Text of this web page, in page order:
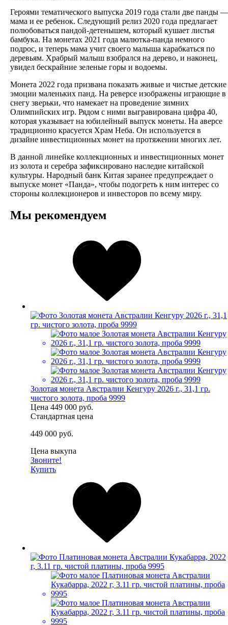
Героями тематического выпуска 2019 года стали две панды —
мама и ее ребенок. Следующий релиз 2020 года предлагает
полюбоваться пандой-детенышем, который кушает листья
бамбука. На монетах 2021 года малютка-панда немного
подрос, и теперь мама учит своего малыша карабкаться по
деревьям. Храбрый малыш взобрался на дерево, и наконец,
увидел бескрайние зеленые горы и водоемы.
Монета 2022 года призвана показать живые и чистые детские
эмоции маленьких панд. На реверсе изображены играющие в
снегу зверьки, что намекает на проведение зимних
Олимпийских игр. Рядом с ними выгравирована цифра 40,
которая указывает на юбилейный выпуск монеты. На аверсе
традиционно красуется Храм Неба. Он используется в
дизайне инвестиционных монет на протяжении многих лет.
В данной линейке коллекционных и инвестиционных монет
из золота и серебра зафиксировано наследие китайской
культуры. Народный банк Китая заранее предупреждает о
выпуске монет «Панда», чтобы подогреть к ним интерес со
стороны коллекционеров и инвесторов по всему миру.
Мы рекомендуем
Золотая монета Австралии Кенгуру 2026 г., 31,1 гр.
чистого золота, проба 9999
Цена 449 000 руб.
Стандартная цена
449 000 руб.
Цена выкупа
Звоните!
Купить